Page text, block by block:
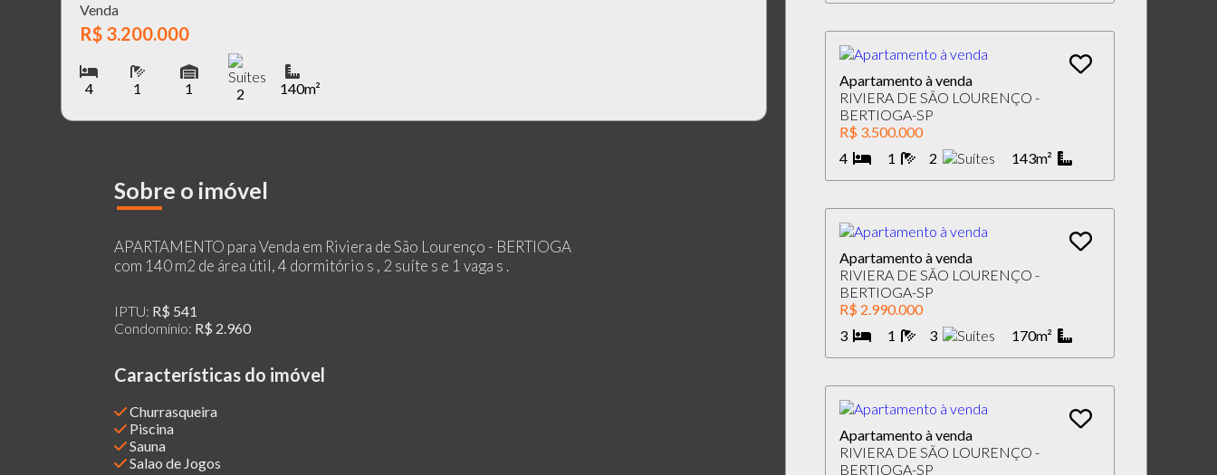
Venda
R$ 3.200.000
4 1 1 2 140m²
Sobre o imóvel
APARTAMENTO para Venda em Riviera de São Lourenço - BERTIOGA
com 140 m2 de área útil, 4 dormitório s , 2 suíte s e 1 vaga s .
IPTU: R$ 541
Condomínio: R$ 2.960
Características do imóvel
Churrasqueira
Piscina
Sauna
Salao de Jogos
Apartamento à venda
RIVIERA DE SÃO LOURENÇO -
BERTIOGA-SP
R$ 3.500.000
4
1 2 143m²
Apartamento à venda
RIVIERA DE SÃO LOURENÇO -
BERTIOGA-SP
R$ 2.990.000
3
1 3 170m²
Apartamento à venda
RIVIERA DE SÃO LOURENÇO -
BERTIOGA-SP